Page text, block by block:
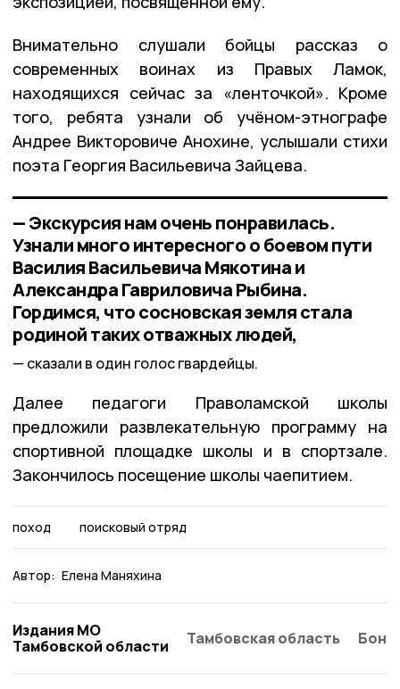
Внимательно слушали бойцы рассказ о
современных воинах из Правых Ламок,
находящихся сейчас за «ленточкой». Кроме
того, ребята узнали об учёном-этнографе
Андрее Викторовиче Анохине, услышали стихи
поэта Георгия Васильевича Зайцева.
— Экскурсия нам очень понравилась.
Узнали много интересного о боевом пути
Василия Васильевича Мякотина и
Александра Гавриловича Рыбина.
Гордимся, что сосновская земля стала
родиной таких отважных людей,
сказали в один голос гвардейцы.
Далее педагоги Праволамской школы
предложили развлекательную программу на
спортивной площадке школы и в спортзале.
Закончилось посещение школы чаепитием.
поход поисковый отряд
Автор: Елена Маняхина
Издания МО
Тамбовской области
Тамбовская область